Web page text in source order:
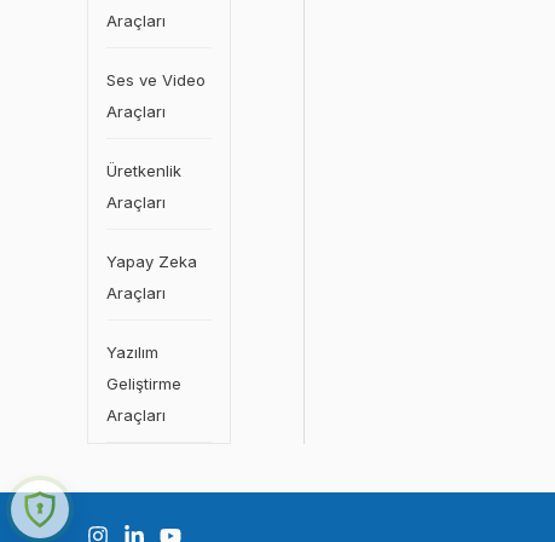
Araçları
Ses ve Video
Araçları
Üretkenlik
Araçları
Yapay Zeka
Araçları
Yazılım
Geliştirme
Araçları